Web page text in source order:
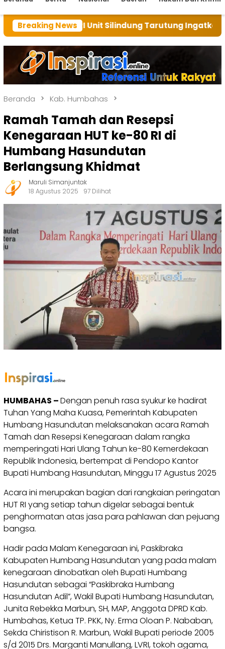
Breaking News
Unit Silindung Tarutung Ingatkan Kebaikan Tuhan
Beranda Kab. Humbahas
Ramah Tamah dan Resepsi
Kenegaraan HUT ke-80 RI di
Humbang Hasundutan
Berlangsung Khidmat
Maruli Simanjuntak
18 Agustus 2025
97 Dilihat
HUMBAHAS –Dengan penuh rasa syukur ke hadirat
Tuhan Yang Maha Kuasa, Pemerintah Kabupaten
Humbang Hasundutan melaksanakan acara Ramah
Tamah dan Resepsi Kenegaraan dalam rangka
memperingati Hari Ulang Tahun ke-80 Kemerdekaan
Republik Indonesia, bertempat di Pendopo Kantor
Bupati Humbang Hasundutan, Minggu 17 Agustus 2025
Acara ini merupakan bagian dari rangkaian peringatan
HUT RI yang setiap tahun digelar sebagai bentuk
penghormatan atas jasa para pahlawan dan pejuang
bangsa.
Hadir pada Malam Kenegaraan ini, Paskibraka
Kabupaten Humbang Hasundutan yang pada malam
kenegaraan dinobatkan oleh Bupati Humbang
Hasundutan sebagai “Paskibraka Humbang
Hasundutan Adil”, Wakil Bupati Humbang Hasundutan,
Junita Rebekka Marbun, SH, MAP, Anggota DPRD Kab.
Humbahas, Ketua TP. PKK, Ny. Erma Oloan P. Nababan,
Sekda Chiristison R. Marbun, Wakil Bupati periode 2005
s/d 2015 Drs. Marganti Manullang, LVRI, tokoh agama,